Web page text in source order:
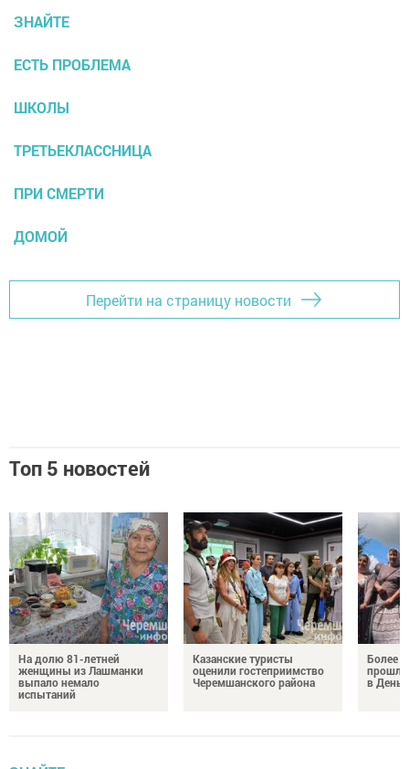
ЗНАЙТЕ
ЕСТЬ ПРОБЛЕМА
ШКОЛЫ
ТРЕТЬЕКЛАССНИЦА
ПРИ СМЕРТИ
ДОМОЙ
Перейти на страницу новости
Топ 5 новостей
На долю 81-летней
женщины из Лашманки
выпало немало
испытаний
Казанские туристы
оценили гостеприимство
Черемшанского района
Более
в День